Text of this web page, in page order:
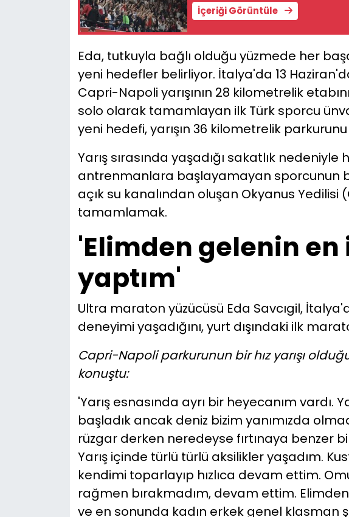
İçeriği Görüntüle
Eda, tutkuyla bağlı olduğu yüzmede her
yeni hedefler belirliyor. İtalya'da 13
Capri-Napoli yarışının 28 kilometrelik
solo olarak tamamlayan ilk Türk sporcu
yeni hedefi, yarışın 36 kilometrelik
Yarış sırasında yaşadığı sakatlık
antrenmanlara başlayamayan sporcunun
açık su kanalından oluşan Okyanus
tamamlamak.
'Elimden gelenin
yaptım'
Ultra maraton yüzücüsü Eda Savcıgil,
deneyimi yaşadığını, yurt dışındaki ilk
Capri-Napoli parkurunun bir hız yarışı
konuştu:
'Yarış esnasında ayrı bir heyecanım vardı.
başladık ancak deniz bizim yanımızda
rüzgar derken neredeyse fırtınaya benzer
Yarış içinde türlü türlü aksilikler yaşadım.
kendimi toparlayıp hızlıca devam ettim.
rağmen bırakmadım, devam ettim.
ve en sonunda kadın erkek genel klasman